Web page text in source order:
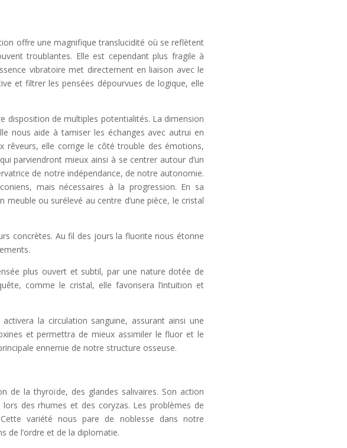
offre une magnifique translucidité où se reflètent
troublantes. Elle est cependant plus fragile à
vibratoire met directement en liaison avec le
et filtrer les pensées dépourvues de logique, elle
disposition de multiples potentialités. La dimension
nous aide à tamiser les échanges avec autrui en
rêveurs, elle corrige le côté trouble des émotions,
parviendront mieux ainsi à se centrer autour d’un
de notre indépendance, de notre autonomie.
mais nécessaires à la progression. En sa
ou surélevé au centre d’une pièce, le cristal
concrètes. Au fil des jours la fluorite nous étonne
plus ouvert et subtil, par une nature dotée de
comme le cristal, elle favorisera l’intuition et
la circulation sanguine, assurant ainsi une
et permettra de mieux assimiler le fluor et le
ennemie de notre structure osseuse.
de la thyroïde, des glandes salivaires. Son action
lors des rhumes et des coryzas. Les problèmes de
variété nous pare de noblesse dans notre
de l’ordre et de la diplomatie.